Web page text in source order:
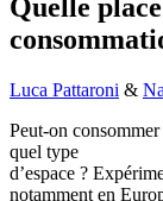
Quelle
Luca Pattaroni &
Peut-on
quel type
d’espace ?
notamment en